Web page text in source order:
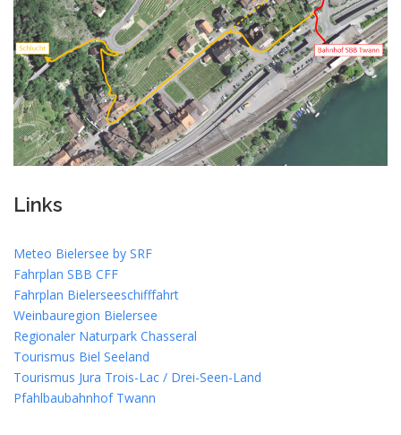
Links
Meteo Bielersee by SRF
Fahrplan SBB CFF
Fahrplan Bielerseeschifffahrt
Weinbauregion Bielersee
Regionaler Naturpark Chasseral
Tourismus Biel Seeland
Tourismus Jura Trois-Lac / Drei-Seen-Land
Pfahlbaubahnhof Twann